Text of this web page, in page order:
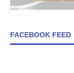
FACEBOOK FEED